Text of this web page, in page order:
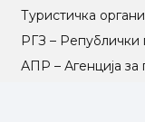
Туристичка
РГЗ – Републички
АПР – Агенција